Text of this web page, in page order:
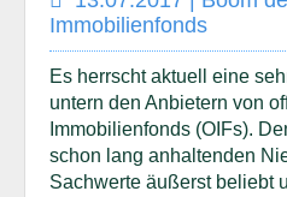
Immobilienfonds
Es herrscht aktuell eine
untern den Anbietern von
Immobilienfonds (OIFs).
schon lang anhaltenden
Sachwerte äußerst beliebt